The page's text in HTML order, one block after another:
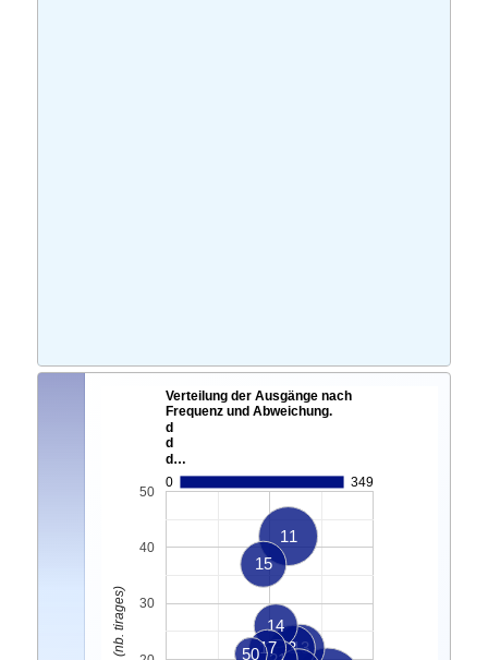
Verteilung der Ausgänge nach
Frequenz und Abweichung.
d
d
d…
0
349
11
13
3
15
14
17
50
30
40
50